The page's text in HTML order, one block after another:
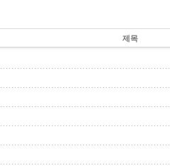
제목